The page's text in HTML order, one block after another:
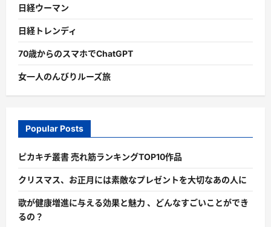
日経ウーマン
日経トレンディ
70歳からのスマホでChatGPT
女一人のんびりルーズ旅
Popular Posts
ピカキチ叢書 売れ筋ランキングTOP10作品
クリスマス、お正月には素敵なプレゼントを大切なあの人に
歌が健康増進に与える効果と魅力 、どんなすごいことができ
るの？